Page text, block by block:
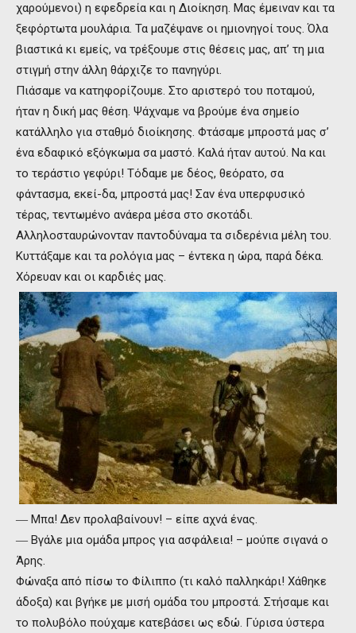
χαρούμενοι) η εφεδρεία και η Διοίκηση. Μας έμειναν και τα
ξεφόρτωτα μουλάρια. Τα μαζέψανε οι ημιονηγοί τους. Όλα
βιαστικά κι εμείς, να τρέξουμε στις θέσεις μας, απ’ τη μια
στιγμή στην άλλη θάρχιζε το πανηγύρι.
Πιάσαμε να κατηφορίζουμε. Στο αριστερό του ποταμού,
ήταν η δική μας θέση. Ψάχναμε να βρούμε ένα σημείο
κατάλληλο για σταθμό διοίκησης. Φτάσαμε μπροστά μας σ’
ένα εδαφικό εξόγκωμα σα μαστό. Καλά ήταν αυτού. Να και
το τεράστιο γεφύρι! Τόδαμε με δέος, θεόρατο, σα
φάντασμα, εκεί-δα, μπροστά μας! Σαν ένα υπερφυσικό
τέρας, τεντωμένο ανάερα μέσα στο σκοτάδι.
Αλληλοσταυρώνονταν παντοδύναμα τα σιδερένια μέλη του.
Κυττάξαμε και τα ρολόγια μας – έντεκα η ώρα, παρά δέκα.
Χόρευαν και οι καρδιές μας.
― Μπα! Δεν προλαβαίνουν! – είπε αχνά ένας.
― Βγάλε μια ομάδα μπρος για ασφάλεια! – μούπε σιγανά ο
Άρης.
Φώναξα από πίσω το Φίλιππο (τι καλό παλληκάρι! Χάθηκε
άδοξα) και βγήκε με μισή ομάδα του μπροστά. Στήσαμε και
το πολυβόλο πούχαμε κατεβάσει ως εδώ. Γύρισα ύστερα